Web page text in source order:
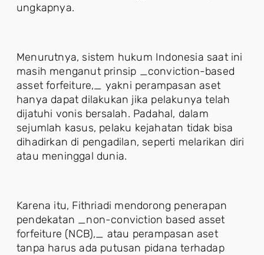
ungkapnya.
Menurutnya, sistem hukum Indonesia saat ini
masih menganut prinsip _conviction-based
asset forfeiture,_ yakni perampasan aset
hanya dapat dilakukan jika pelakunya telah
dijatuhi vonis bersalah. Padahal, dalam
sejumlah kasus, pelaku kejahatan tidak bisa
dihadirkan di pengadilan, seperti melarikan diri
atau meninggal dunia.
Karena itu, Fithriadi mendorong penerapan
pendekatan _non-conviction based asset
forfeiture (NCB),_ atau perampasan aset
tanpa harus ada putusan pidana terhadap